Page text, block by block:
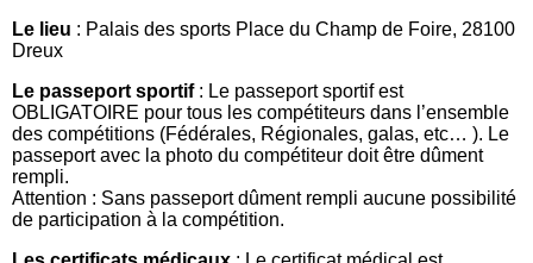
Le lieu : Palais des sports Place du Champ de Foire, 28100
Dreux
Le passeport sportif: Le passeport sportif est
OBLIGATOIRE pour tous les compétiteurs dans l’ensemble
des compétitions (Fédérales, Régionales, galas, etc… ). Le
passeport avec la photo du compétiteur doit être dûment
rempli.
Attention : Sans passeport dûment rempli aucune possibilité
de participation à la compétition.